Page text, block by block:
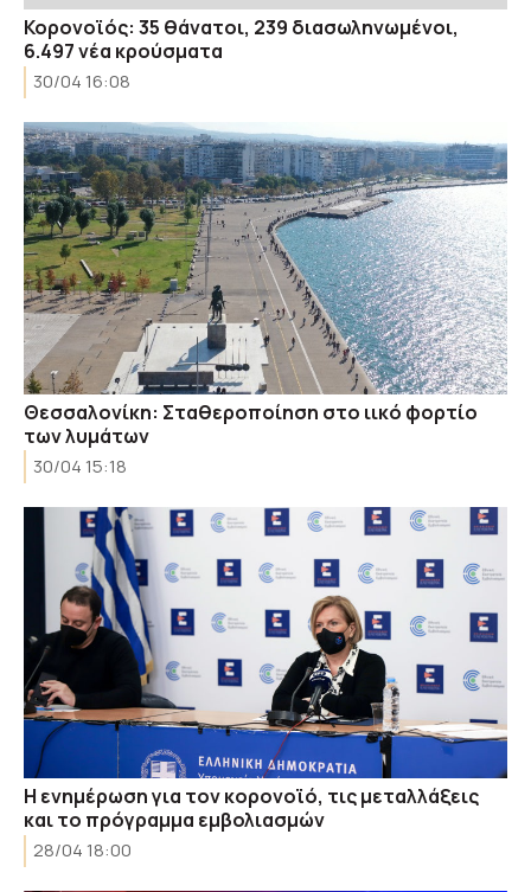
Κορονοϊός: 35 θάνατοι, 239 διασωληνωμένοι,
6.497 νέα κρούσματα
30/04 16:08
Θεσσαλονίκη: Σταθεροποίηση στο ιικό φορτίο
των λυμάτων
30/04 15:18
Η ενημέρωση για τον κορονοϊό, τις μεταλλάξεις
και το πρόγραμμα εμβολιασμών
28/04 18:00